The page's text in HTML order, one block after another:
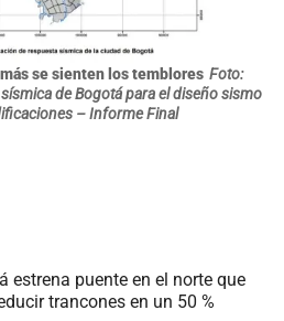
se sienten los temblores Foto:
de Bogotá para el diseño sismo
– Informe Final
estrena puente en el norte que
trancones en un 50 %